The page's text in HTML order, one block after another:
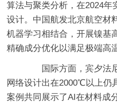
算法与聚类分析，在2024年
设计。中国航发北京航空材
机器学习相结合，开展镍基
精确成分优化以满足极端高
国际方面，宾夕法尼
网络设计出在2000℃以上仍
案例共同展示了AI在材料成